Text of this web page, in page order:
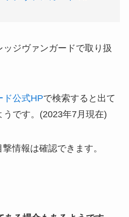
ジヴァンガードで取り扱
ド公式HPで検索すると出て
うです。(2023年7月現在)
情報は確認できます。